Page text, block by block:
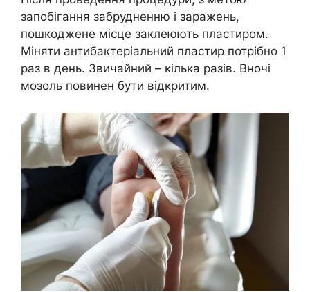
запобігання забрудненню і заражень,
пошкоджене місце заклеюють пластиром.
Міняти антибактеріальний пластир потрібно 1
раз в день. Звичайний – кілька разів. Вночі
мозоль повинен бути відкритим.